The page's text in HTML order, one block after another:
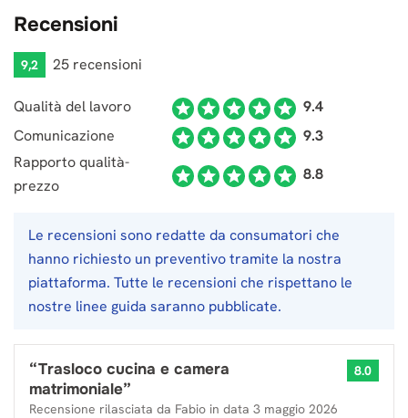
Recensioni
9,2 25 recensioni
Qualità del lavoro
9.4
Comunicazione
9.3
Rapporto qualità-
prezzo
8.8
Le recensioni sono redatte da consumatori che
hanno richiesto un preventivo tramite la nostra
piattaforma. Tutte le recensioni che rispettano le
nostre linee guida saranno pubblicate.
“Trasloco cucina e camera
matrimoniale”
Recensione rilasciata da Fabio in data 3 maggio 2026
8.0